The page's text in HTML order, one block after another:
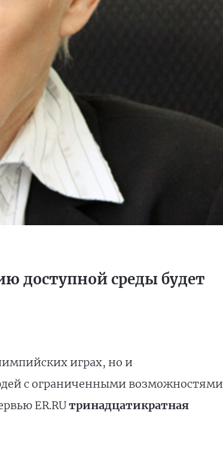
доступной среды будет
играх, но и
с ограниченными возможностями
ER.RUтринадцатикратная